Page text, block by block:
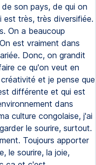
son pays, de qui on
est très, très diversifiée.
On a beaucoup
est vraiment dans
Donc, on grandit
ce qu'on veut en
et je pense que
différente et qui est
dans
culture congolaise, j'ai
le sourire, surtout.
Toujours apporter
le sourire, la joie,